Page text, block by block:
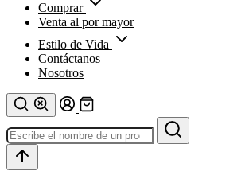
Comprar
Venta al por mayor
Estilo de Vida
Contáctanos
Nosotros